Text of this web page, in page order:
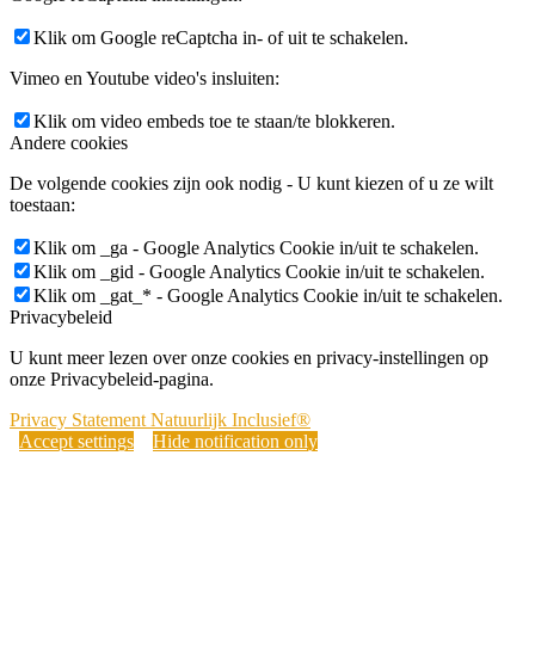
Klik om Google reCaptcha in- of uit te schakelen.
Vimeo en Youtube video's insluiten:
Klik om video embeds toe te staan/te blokkeren.
Andere cookies
De volgende cookies zijn ook nodig - U kunt kiezen of u ze wilt
toestaan:
Klik om _ga - Google Analytics Cookie in/uit te schakelen.
Klik om _gid - Google Analytics Cookie in/uit te schakelen.
Klik om _gat_* - Google Analytics Cookie in/uit te schakelen.
Privacybeleid
U kunt meer lezen over onze cookies en privacy-instellingen op
onze Privacybeleid-pagina.
Privacy Statement Natuurlijk Inclusief®
Accept settings
Hide notification only